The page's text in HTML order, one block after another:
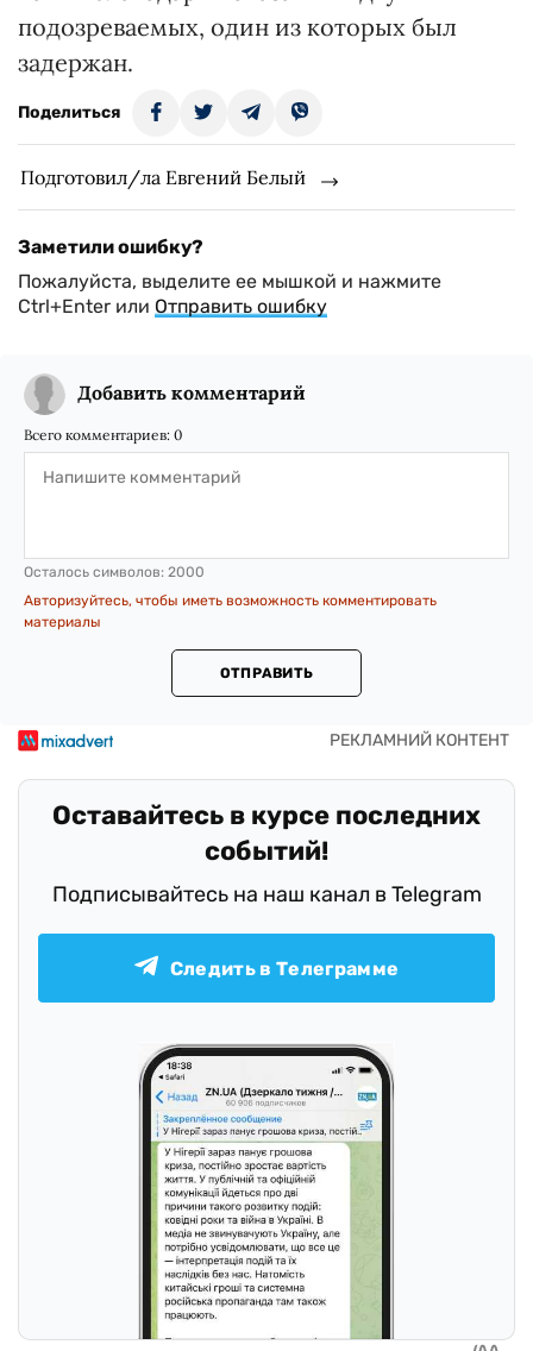
подозреваемых, один из которых был
задержан.
Поделиться
Подготовил/ла Евгений Белый
Заметили ошибку?
Пожалуйста, выделите ее мышкой и нажмите
Ctrl+Enter или Отправить ошибку
Добавить комментарий
Всего комментариев: 0
Осталось символов: 2000
Авторизуйтесь, чтобы иметь возможность комментировать
материалы
ОТПРАВИТЬ
Оставайтесь в курсе последних
событий!
Подписывайтесь на наш канал в Telegram
Следить в Телеграмме